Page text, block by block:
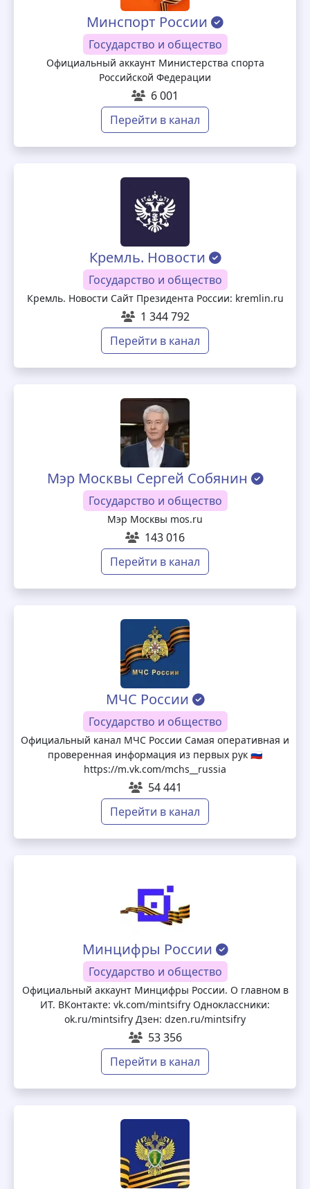
Минспорт России
Государство и общество
Официальный аккаунт Министерства спорта
Российской Федерации
6 001
Перейти в канал
Кремль. Новости
Государство и общество
Кремль. Новости Сайт Президента России: kremlin.ru
1 344 792
Перейти в канал
Мэр Москвы Сергей Собянин
Государство и общество
Мэр Москвы mos.ru
143 016
Перейти в канал
МЧС России
Государство и общество
Официальный канал МЧС России Самая оперативная и
проверенная информация из первых рук 🇷🇺
https://m.vk.com/mchs__russia
54 441
Перейти в канал
Минцифры России
Государство и общество
Официальный аккаунт Минцифры России. О главном в
ИТ. ВКонтакте: vk.com/mintsifry Одноклассники:
ok.ru/mintsifry Дзен: dzen.ru/mintsifry
53 356
Перейти в канал